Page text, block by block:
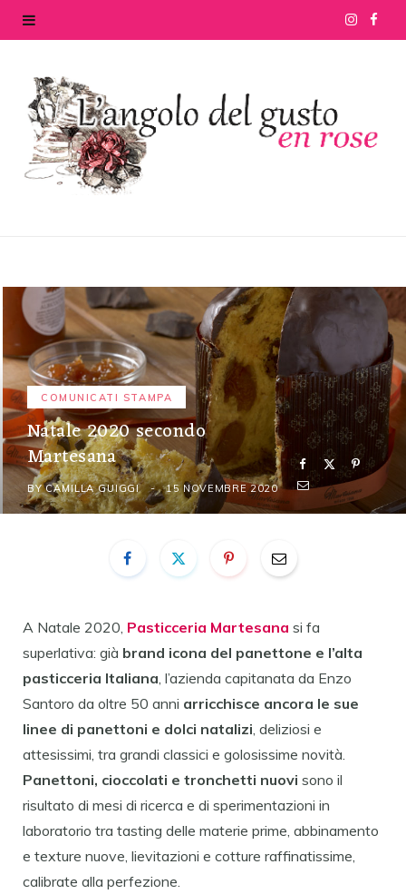
I
t e
k
COMUNICATI STAMPA
Natale 2020 secondo
Martesana
BY CAMILLA GUIGGI 15 NOVEMBRE 2020
A Natale 2020, Pasticceria Martesana si fa
superlativa: già brand icona del panettone e l’alta
pasticceria Italiana , l’azienda capitanata da Enzo
Santoro da oltre 50 anni arricchisce ancora le sue
linee di panettoni e dolci natalizi , deliziosi e
attesissimi, tra grandi classici e golosissime novità.
Panettoni, cioccolati e tronchetti nuovi sono il
risultato di mesi di ricerca e di sperimentazioni in
laboratorio tra tasting delle materie prime, abbinamento
e texture nuove, lievitazioni e cotture raffinatissime,
calibrate alla perfezione.